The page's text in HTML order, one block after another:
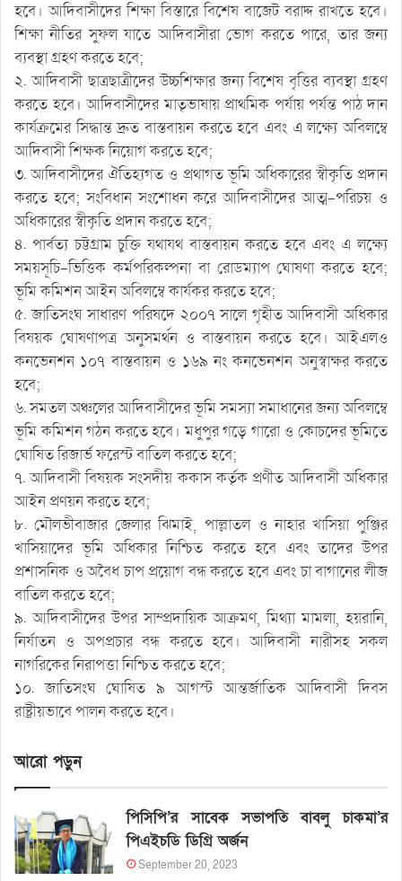
হবে। আদিবাসীদের শিক্ষা বিস্তারে বিশেষ বাজেট বরাদ্দ রাখতে হবে।
শিক্ষা নীতির সুফল যাতে আদিবাসীরা ভোগ করতে পারে, তার জন্য
ব্যবস্থা গ্রহণ করতে হবে;
২. আদিবাসী ছাত্রছাত্রীদের উচ্চশিক্ষার জন্য বিশেষ বৃত্তির ব্যবস্থা গ্রহণ
করতে হবে। আদিবাসীদের মাতৃভাষায় প্রাথমিক পর্যায় পর্যন্ত পাঠ দান
কার্যক্রমের সিদ্ধান্ত দ্রুত বাস্তবায়ন করতে হবে এবং এ লক্ষ্যে অবিলম্বে
আদিবাসী শিক্ষক নিয়োগ করতে হবে;
৩. আদিবাসীদের ঐতিহ্যগত ও প্রথাগত ভূমি অধিকারের স্বীকৃতি প্রদান
করতে হবে; সংবিধান সংশোধন করে আদিবাসীদের আত্ম-পরিচয় ও
অধিকারের স্বীকৃতি প্রদান করতে হবে;
৪. পার্বত্য চট্টগ্রাম চুক্তি যথাযথ বাস্তবায়ন করতে হবে এবং এ লক্ষ্যে
সময়সূচি-ভিত্তিক কর্মপরিকল্পনা বা রোডম্যাপ ঘোষণা করতে হবে;
ভূমি কমিশন আইন অবিলম্বে কার্যকর করতে হবে;
৫. জাতিসংঘ সাধারণ পরিষদে ২০০৭ সালে গৃহীত আদিবাসী অধিকার
বিষয়ক ঘোষণাপত্র অনুসমর্থন ও বাস্তবায়ন করতে হবে। আইএলও
কনভেনশন ১০৭ বাস্তবায়ন ও ১৬৯ নং কনভেনশন অনুস্বাক্ষর করতে
হবে;
৬. সমতল অঞ্চলের আদিবাসীদের ভূমি সমস্যা সমাধানের জন্য অবিলম্বে
ভূমি কমিশন গঠন করতে হবে। মধুপুর গড়ে গারো ও কোচদের ভূমিতে
ঘোষিত রিজার্ভ ফরেস্ট বাতিল করতে হবে;
৭. আদিবাসী বিষয়ক সংসদীয় ককাস কর্তৃক প্রণীত আদিবাসী অধিকার
আইন প্রণয়ন করতে হবে;
৮. মৌলভীবাজার জেলার ঝিমাই, পাল্লাতল ও নাহার খাসিয়া পুঞ্জির
খাসিয়াদের ভূমি অধিকার নিশ্চিত করতে হবে এবং তাদের উপর
প্রশাসনিক ও অবৈধ চাপ প্রয়োগ বন্ধ করতে হবে এবং চা বাগানের লীজ
বাতিল করতে হবে;
৯. আদিবাসীদের উপর সাম্প্রদায়িক আক্রমণ, মিথ্যা মামলা, হয়রানি,
নির্যাতন ও অপপ্রচার বন্ধ করতে হবে। আদিবাসী নারীসহ সকল
নাগরিকের নিরাপত্তা নিশ্চিত করতে হবে;
১০. জাতিসংঘ ঘোষিত ৯ আগস্ট আন্তর্জাতিক আদিবাসী দিবস
রাষ্ট্রীয়ভাবে পালন করতে হবে।
আরো পড়ুন
পিসিপি’র সাবেক সভাপতি বাবলু চাকমা’র
পিএইচডি ডিগ্রি অর্জন
September 20, 2023